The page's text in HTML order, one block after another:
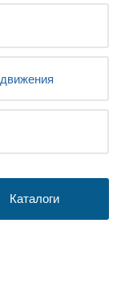
Каталоги